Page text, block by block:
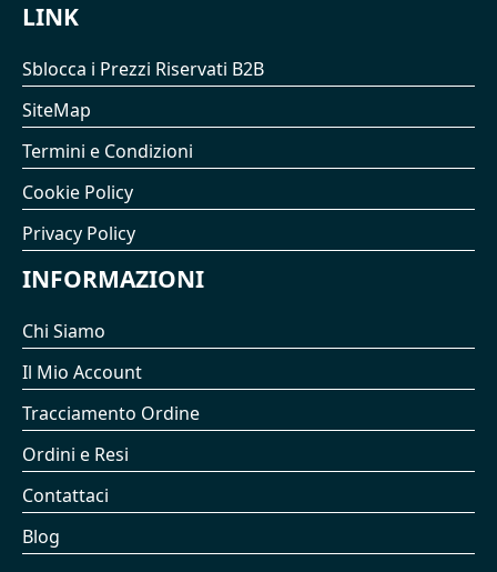
LINK
Sblocca i Prezzi Riservati B2B
SiteMap
Termini e Condizioni
Cookie Policy
Privacy Policy
INFORMAZIONI
Chi Siamo
Il Mio Account
Tracciamento Ordine
Ordini e Resi
Contattaci
Blog